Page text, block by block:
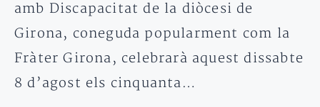
amb Discapacitat de la diòcesi de
Girona, coneguda popularment com la
Fràter Girona, celebrarà aquest dissabte
8 d’agost els cinquanta…